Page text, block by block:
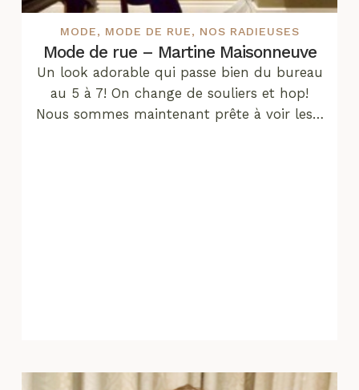
MODE, MODE DE RUE, NOS RADIEUSES
Mode de rue – Martine Maisonneuve
Un look adorable qui passe bien du bureau
au 5 à 7! On change de souliers et hop!
Nous sommes maintenant prête à voir les…